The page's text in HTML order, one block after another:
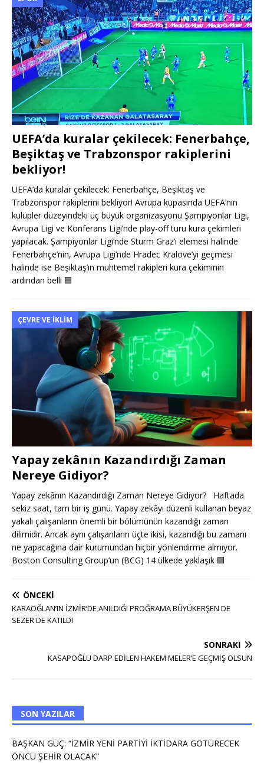
UEFA’da kuralar çekilecek: Fenerbahçe,
Beşiktaş ve Trabzonspor rakiplerini
bekliyor!
UEFA’da kuralar çekilecek: Fenerbahçe, Beşiktaş ve
Trabzonspor rakiplerini bekliyor! Avrupa kupasında UEFA’nın
kulüpler düzeyindeki üç büyük organizasyonu Şampiyonlar Ligi,
Avrupa Ligi ve Konferans Ligi’nde play-off turu kura çekimleri
yapılacak. Şampiyonlar Ligi’nde Sturm Graz’ı elemesi halinde
Fenerbahçe’nin, Avrupa Ligi’nde Hradec Kralove’yi geçmesi
halinde ise Beşiktaş’ın muhtemel rakipleri kura çekiminin
ardından belli 🟦
ÇEVRE VE İKLIM
Yapay zekânın Kazandırdığı Zaman
Nereye Gidiyor?
Yapay zekânın Kazandırdığı Zaman Nereye Gidiyor? Haftada
sekiz saat, tam bir iş günü. Yapay zekâyı düzenli kullanan beyaz
yakalı çalışanların önemli bir bölümünün kazandığı zaman
dilimidir. Ancak aynı çalışanların üçte ikisi, kazandığı bu zamanı
ne yapacağına dair kurumundan hiçbir yönlendirme almıyor.
Boston Consulting Group’un (BCG) 14 ülkede yaklaşık 🟦
ÖNCEKI
KARAOĞLAN’IN İZMİR’DE ANILDIĞI PROĞRAMA BÜYÜKERŞEN DE
SEZER DE KATILDI
SONRAKI
KASAPOĞLU DARP EDİLEN HAKEM MELER’E GEÇMİŞ OLSUN
SON YAZILAR
BAŞKAN GÜÇ: “İZMİR YENİ PARTİYİ İKTİDARA GÖTÜRECEK
ÖNCÜ ŞEHİR OLACAK”